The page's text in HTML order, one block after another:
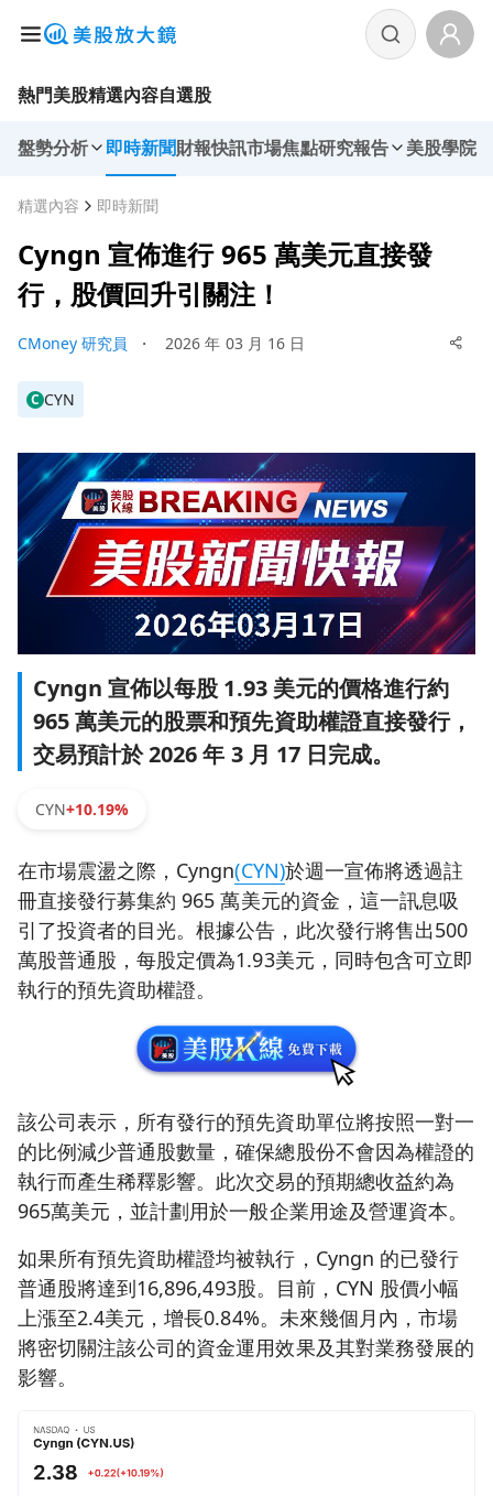
熱門美股精選內容自選股
盤勢分析 即時新聞財報快訊市場焦點研究報告 美股學院
精選內容 即時新聞
Cyngn 宣佈進行 965 萬美元直接發
行，股價回升引關注！
CMoney 研究員 ・ 2026 年 03 月 16 日
C CYN
Cyngn 宣佈以每股 1.93 美元的價格進行約
965 萬美元的股票和預先資助權證直接發行，
交易預計於 2026 年 3 月 17 日完成。
CYN+10.19%
在市場震盪之際，Cyngn(CYN)於週一宣佈將透過註
冊直接發行募集約 965 萬美元的資金，這一訊息吸
引了投資者的目光。根據公告，此次發行將售出500
萬股普通股，每股定價為1.93美元，同時包含可立即
執行的預先資助權證。
該公司表示，所有發行的預先資助單位將按照一對一
的比例減少普通股數量，確保總股份不會因為權證的
執行而產生稀釋影響。此次交易的預期總收益約為
965萬美元，並計劃用於一般企業用途及營運資本。
如果所有預先資助權證均被執行，Cyngn 的已發行
普通股將達到16,896,493股。目前，CYN 股價小幅
上漲至2.4美元，增長0.84%。未來幾個月內，市場
將密切關注該公司的資金運用效果及其對業務發展的
影響。